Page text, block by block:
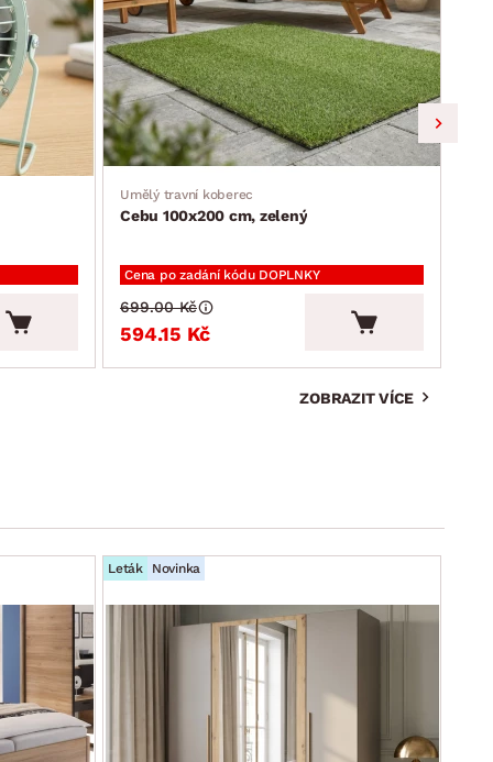
Umělý travní koberec
Cebu 100x200 cm, zelený
Cena po zadání kódu DOPLNKY
594.15 Kč
699.00 Kč
ZOBRAZIT VÍCE
Leták Novinka